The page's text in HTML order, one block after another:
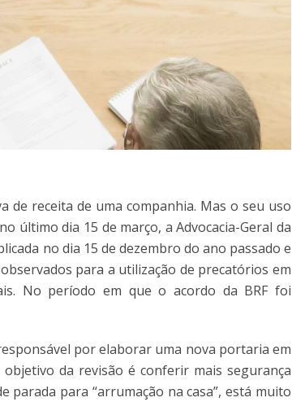
receita de uma companhia. Mas o seu uso
último dia 15 de março, a Advocacia-Geral da
no dia 15 de dezembro do ano passado e
para a utilização de precatórios em
No período em que o acordo da BRF foi
por elaborar uma nova portaria em
da revisão é conferir mais segurança
parada para “arrumação na casa”, está muito